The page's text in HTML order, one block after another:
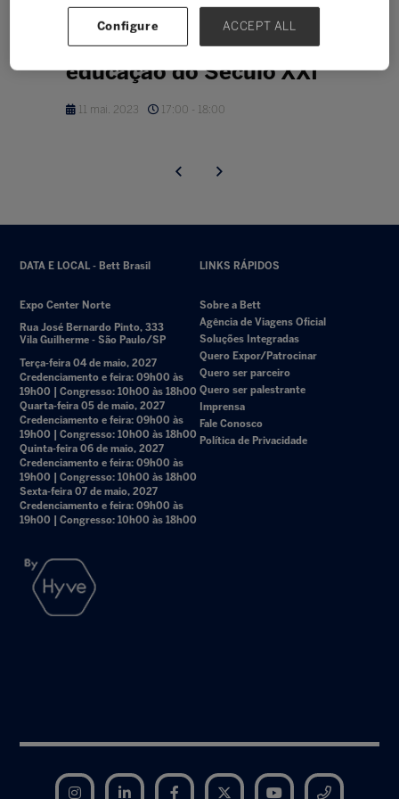
Palestra inspiradora: O
Futuro do Pretérito da
educação do Século XXI
11 mai. 2023 17:00 - 18:00
DATA E LOCAL - Bett Brasil
Expo Center Norte
Rua José Bernardo Pinto, 333
Vila Guilherme - São Paulo/SP
Terça-feira 04 de maio, 2027
Credenciamento e feira: 09h00 às
19h00 | Congresso: 10h00 às 18h00
Quarta-feira 05 de maio, 2027
Credenciamento e feira: 09h00 às
19h00 | Congresso: 10h00 às 18h00
Quinta-feira 06 de maio, 2027
Credenciamento e feira: 09h00 às
19h00 | Congresso: 10h00 às 18h00
Sexta-feira 07 de maio, 2027
Credenciamento e feira: 09h00 às
19h00 | Congresso: 10h00 às 18h00
LINKS RÁPIDOS
Sobre a Bett
Agência de Viagens Oficial
Soluções Integradas
Quero Expor/Patrocinar
Quero ser parceiro
Quero ser palestrante
Imprensa
Fale Conosco
Política de Privacidade
Instagram LinkedIn Facebook Twitter YouTube
Configure ACCEPT ALL